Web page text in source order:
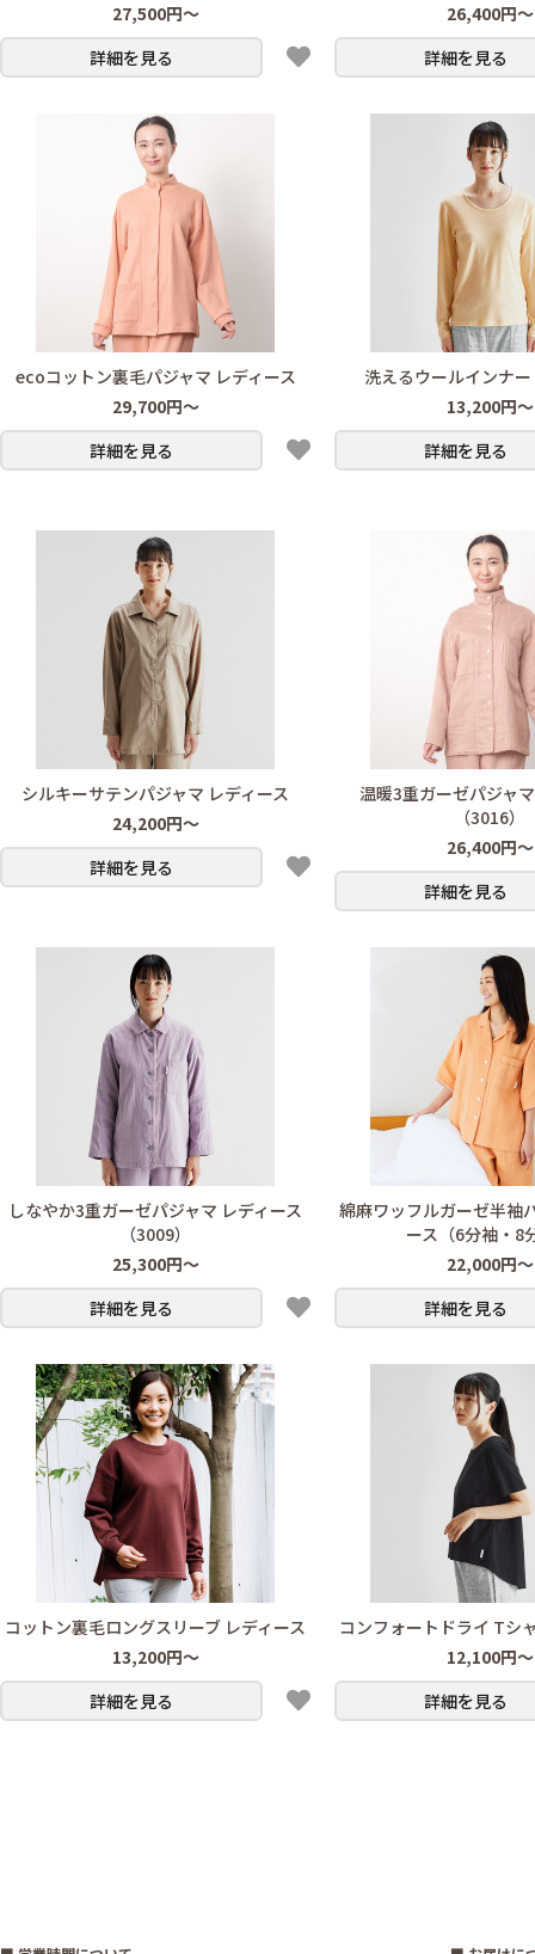
27,500円～
詳細を見る
26,400円～
詳細を見る
ecoコットン裏毛パジャマ レディース
29,700円～
詳細を見る
洗えるウールインナー
13,200円～
詳細を見る
シルキーサテンパジャマ レディース
24,200円～
詳細を見る
温暖3重ガーゼパジャ
（3016）
26,400円～
詳細を見る
しなやか3重ガーゼパジャマ レディース
（3009）
25,300円～
詳細を見る
綿麻ワッフルガーゼ半袖
ース（6分袖・8
22,000円～
詳細を見る
コットン裏毛ロングスリーブ レディース
13,200円～
詳細を見る
コンフォートドライ Tシ
12,100円～
詳細を見る